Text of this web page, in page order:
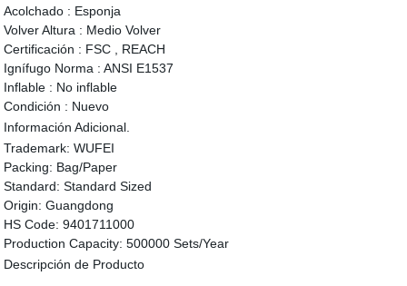
Acolchado : Esponja
Volver Altura : Medio Volver
Certificación : FSC , REACH
Ignífugo Norma : ANSI E1537
Inflable : No inflable
Condición : Nuevo
Información Adicional.
Trademark: WUFEI
Packing: Bag/Paper
Standard: Standard Sized
Origin: Guangdong
HS Code: 9401711000
Production Capacity: 500000 Sets/Year
Descripción de Producto